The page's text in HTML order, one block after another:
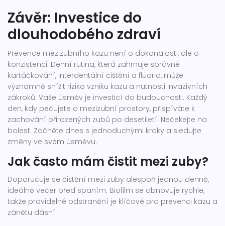
Závěr: Investice do
dlouhodobého zdraví
Prevence mezizubního kazu není o dokonalosti, ale o
konzistenci. Denní rutina, která zahrnuje správné
kartáčkování, interdentální čištění a fluorid, může
významně snížit riziko vzniku kazu a nutnosti invazivních
zákroků. Vaše úsměv je investicí do budoucnosti. Každý
den, kdy pečujete o mezizubní prostory, přispíváte k
zachování přirozených zubů po desetiletí. Nečekejte na
bolest. Začněte dnes s jednoduchými kroky a sledujte
změny ve svém úsměvu.
Jak často mám čistit mezi zuby?
Doporučuje se čištění mezi zuby alespoň jednou denně,
ideálně večer před spaním. Biofilm se obnovuje rychle,
takže pravidelné odstranění je klíčové pro prevenci kazu a
zánětu dásní.